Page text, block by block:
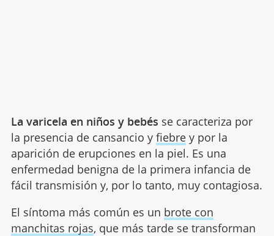
La varicela en niños y bebés se caracteriza por
la presencia de cansancio y fiebrey por la
aparición de erupciones en la piel. Es una
enfermedad benigna de la primera infancia de
fácil transmisión y, por lo tanto, muy contagiosa.
El síntoma más común es un brote con
manchitas rojas, que más tarde se transforman